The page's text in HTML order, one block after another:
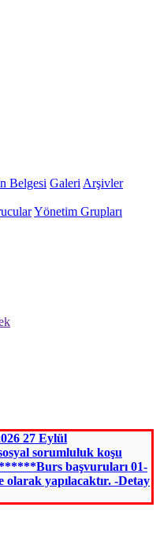
Belgesi Galeri Arşivler
Yönetim Grupları
27 Eylül
sorumluluk koşu
başvuruları 01-
olarak yapılacaktır. -Detay